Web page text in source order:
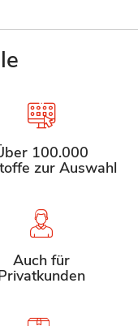
100.000
zur Auswahl
Auch für